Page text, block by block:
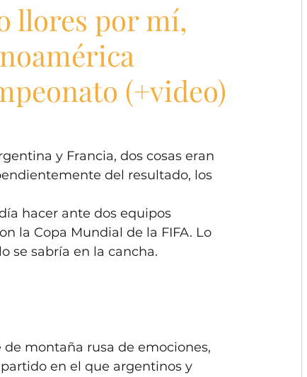
llores por mí,
(+video)
y Francia, dos cosas eran
del resultado, los
hacer ante dos equipos
la Copa Mundial de la FIFA. Lo
se sabría en la cancha.
montaña rusa de emociones,
en el que argentinos y